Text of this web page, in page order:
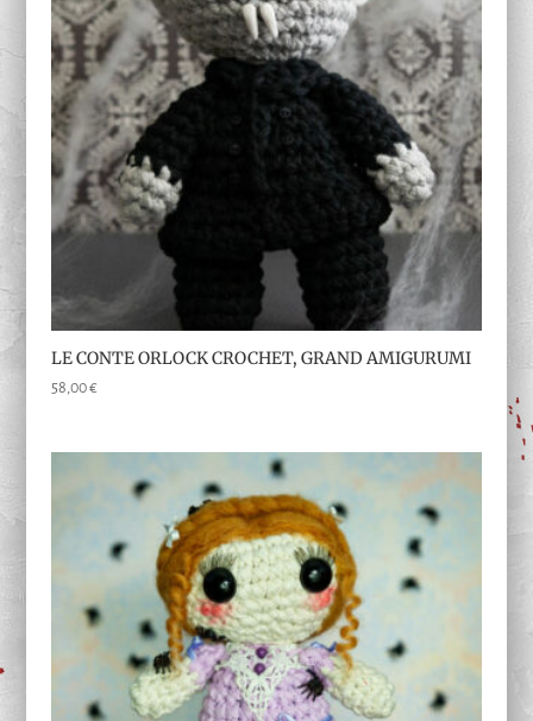
LE CONTE ORLOCK CROCHET, GRAND AMIGURUMI
58,00€